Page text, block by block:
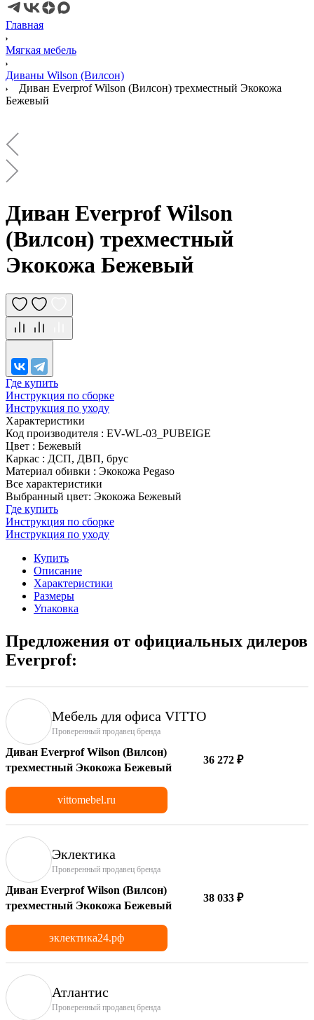
Главная
Мягкая мебель
Диваны Wilson (Вилсон)
Диван Everprof Wilson (Вилсон) трехместный Экокожа
Бежевый
Диван Everprof Wilson
(Вилсон) трехместный
Экокожа Бежевый
Где купить
Инструкция по сборке
Инструкция по уходу
Характеристики
Код производителя : EV-WL-03_PUBEIGE
Цвет : Бежевый
Каркас : ДСП, ДВП, брус
Материал обивки : Экокожа Pegaso
Все характеристики
Выбранный цвет: Экокожа Бежевый
Где купить
Инструкция по сборке
Инструкция по уходу
Купить
Описание
Характеристики
Размеры
Упаковка
Предложения от официальных дилеров
Everprof:
Мебель для офиса VITTO
Проверенный продавец бренда
Диван Everprof Wilson (Вилсон)
трехместный Экокожа Бежевый
36 272 ₽
vittomebel.ru
Эклектика
Проверенный продавец бренда
Диван Everprof Wilson (Вилсон)
трехместный Экокожа Бежевый
38 033 ₽
эклектика24.рф
Атлантис
Проверенный продавец бренда